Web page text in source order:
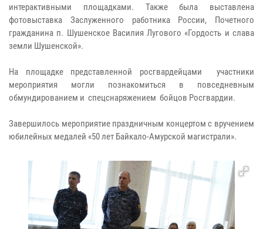
интерактивными площадками. Также была выставлена
фотовыставка Заслуженного работника России, Почетного
гражданина п. Шушенское Василия Лугового «Гордость и слава
земли Шушенской».
На площадке представленной росгвардейцами участники
мероприятия могли познакомиться в повседневным
обмундированием и спецснаряжением бойцов Росгвардии.
Завершилось мероприятие праздничным концертом с вручением
юбилейных медалей «50 лет Байкало-Амурской магистрали».